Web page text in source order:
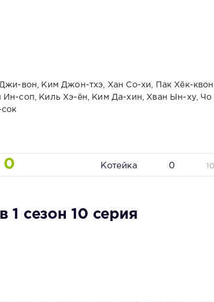
вон, Ким Джон-тхэ, Хан Со-хи, Пак Хёк-
соп, Киль Хэ-ён, Ким Да-хин, Хван Ын-ху, Чо
0 Котейка 0
1 сезон 10 серия